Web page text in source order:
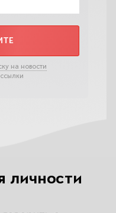
на новости
личности